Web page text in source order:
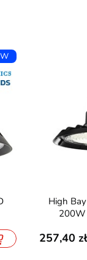
High Bay LED CREE PRO 6Y
257,40